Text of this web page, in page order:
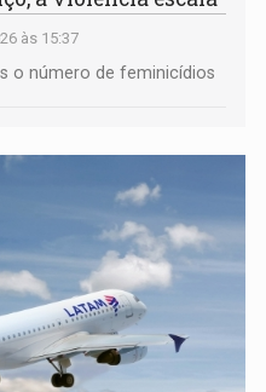
às 15:37
o número de feminicídios